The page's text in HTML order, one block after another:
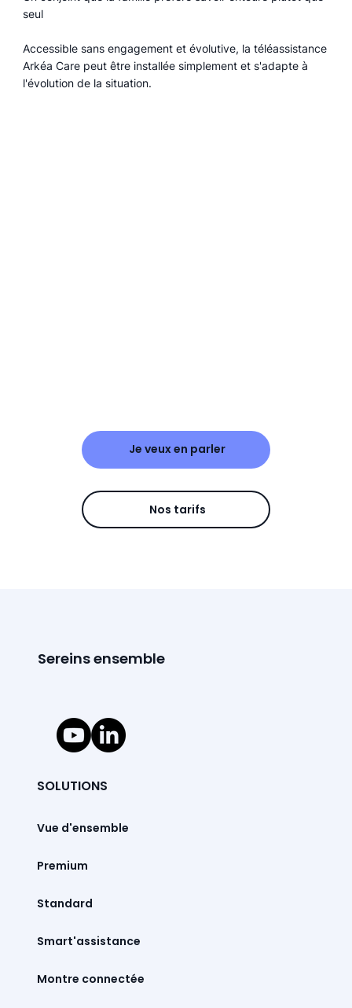
Je veux en parler
Nos tarifs
seul
Accessible sans engagement et évolutive, la téléassistance
Arkéa Care peut être installée simplement et s'adapte à
l'évolution de la situation.
Sereins ensemble
SOLUTIONS
Vue d'ensemble
Premium
Standard
Smart'assistance
Montre connectée